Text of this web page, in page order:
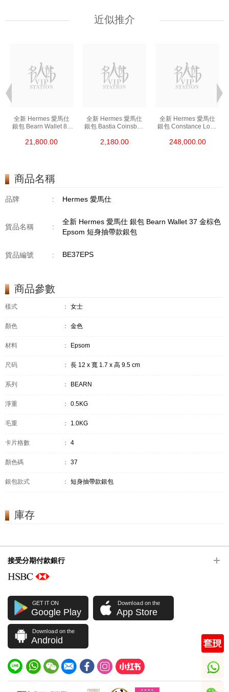
近似推介
全新 Hermes 愛馬仕
銀包 Bearn Wallet 89
短身抽帶款銀包
21,800.00
全新 Hermes 愛馬仕
銀包 Bastia Coinsbag
零錢包
2,180.00
全新 Hermes 愛馬仕
銀包 Constance Long
Croco 銀扣
248,000.00
商品名稱
品牌 : Hermes 愛馬仕
貨品名稱 :
全新 Hermes 愛馬仕 銀包 Bearn Wallet 37 金棕色
Epsom 短身抽帶款銀包
貨品編號 : BE37EPS
商品參數
樣式 ： 女士
顏色 ： 金色
材料 ： Epsom
尺码 ： 長 12 x 寬 1.7 x 高 9.5 cm
系列 ： BEARN
淨重 ： 0.5KG
毛重 ： 1.0KG
卡片格數 ： 4
顏色碼 ： 37
銀包款式 ： 短身抽帶款銀包
庫存
接受分期付款銀行
GET IT ON
Google Play
Download on the
App Store
Download on the
Android
whatsapp